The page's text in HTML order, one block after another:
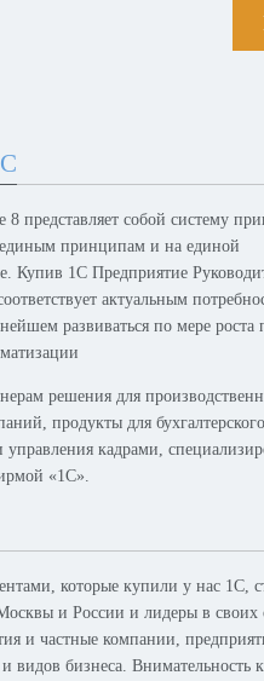
представляет собой систему
принципам и на единой
Купив 1С Предприятие
актуальным
развиваться по мере роста
решения для
продукты для бухгалтерского
управления кадрами,
«1С».
которые купили у нас 1С,
и России и лидеры в своих
и частные компании,
видов бизнеса. Внимательность к